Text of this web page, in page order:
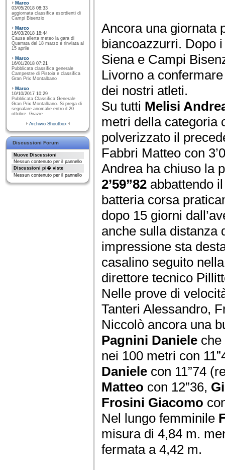
Marco
03/05/2018 08:33
aggiornata classifica esordienti di
Campi Bisenzio
Marco
16/03/2018 18:44
Causa allerta meteo la gara di
Quarrata del 18 marzo è rinviata al
15 aprile
Marco
16/01/2018 07:21
Pubblicata classifica generale
Campestre di Pistoia e classifica
Gran Prix Montalbano
Marco
10/10/2017 10:29
Pubblicata Classifica Generale
Gran Prix Montalbano. Si prega di
segnalare anomalie entro il 20
ottobre. Grazie
Archivio Shoutbox
Discussioni Forum
Nuove Discussioni
Nessun contenuto per il pannello
Discussioni pi� viste
Nessun contenuto per il pannello
Ancora una giornata
biancoazzurri. Dopo
Siena e Campi
Livorno a
dei nostri atleti.
Su tutti Melisi
metri della categoria
polverizzato il
Fabbri Matteo con
Andrea ha chiuso la
2’59”82 abbattendo
batteria corsa
dopo 15 giorni
anche sulla distanza
impressione sta
casalino seguito
direttore tecnico
Nelle prove di
Tanteri Alessandro,
Niccolò ancora una
Pagnini Daniele
nei 100 metri con
Daniele con 11”74
Matteo con 12”36,
Frosini Giacomo
Nel lungo femminile
misura di 4,84 m.
fermata a 4,42 m.